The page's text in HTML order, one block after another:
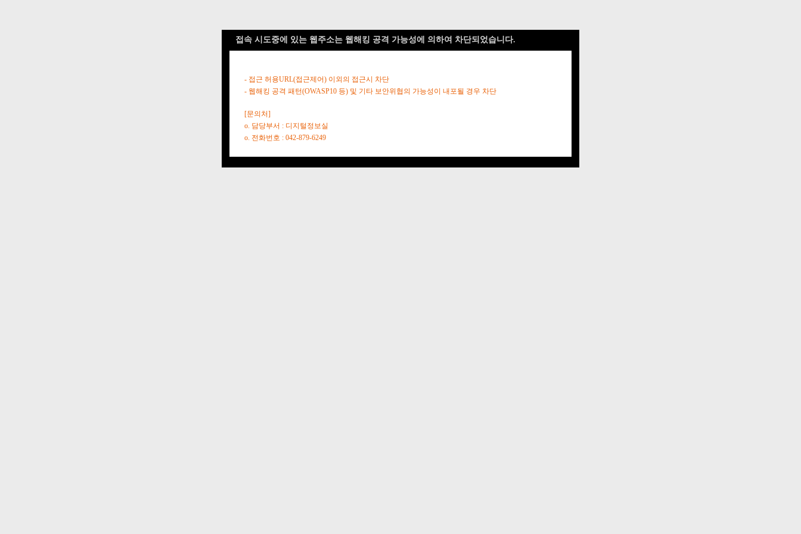
접속 시도중에 있는 웹주소는 웹해킹 공격 가능성에 의하여 차단되었습니다.
- 접근 허용URL(접근제어) 이외의 접근시 차단
- 웹해킹 공격 패턴(OWASP10 등) 및 기타 보안위협의 가능성이 내포될 경우 차단
[문의처]
o. 담당부서 : 디지털정보실
o. 전화번호 : 042-879-6249